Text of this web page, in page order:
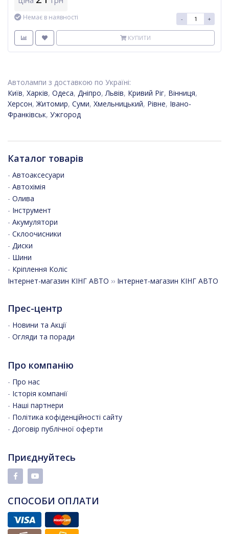
Немає в наявності - +
КУПИТИ
Автолампи з доставкою по Україні:
Київ, Харків, Одеса, Дніпро,Львів, Кривий Ріг, Вінниця,
Херсон,Житомир, Суми, Хмельницький, Рівне, Івано-
Франківськ, Ужгород
Каталог товарів
- Автоаксесуари
- Автохімія
- Олива
- Інструмент
- Акумулятори
- Склоочисники
- Диски
- Шини
- Кріплення Коліс
Інтернет-магазин КІНГ АВТО ›› Інтернет-магазин КІНГ АВТО
Прес-центр
- Новини та Акції
- Огляди та поради
Про компанію
- Про нас
- Історія компанії
- Наші партнери
- Політика кофіденційності сайту
- Договір публічної оферти
Приєднуйтесь
СПОСОБИ ОПЛАТИ